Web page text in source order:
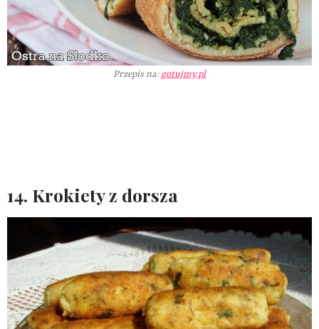
Przepis na: gotujmy.pl
14. Krokiety z dorsza